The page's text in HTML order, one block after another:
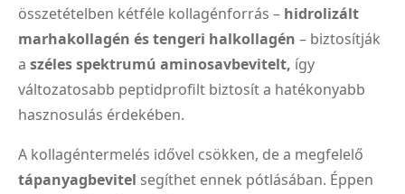
összetételben kétféle kollagénforrás – hidrolizált
marhakollagén és tengeri halkollagén – biztosítják
a széles spektrumú aminosavbevitelt, így
változatosabb peptidprofilt biztosít a hatékonyabb
hasznosulás érdekében.
A kollagéntermelés idővel csökken, de a megfelelő
tápanyagbevitel segíthet ennek pótlásában. Éppen